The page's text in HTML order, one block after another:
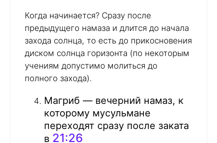
Когда начинается? Сразу после
предыдущего намаза и длится до начала
захода солнца, то есть до прикосновения
диском солнца горизонта (по некоторым
учениям допустимо молиться до
полного захода).
Магриб — вечерний намаз, к
которому мусульмане
переходят сразу после заката
в 21:26